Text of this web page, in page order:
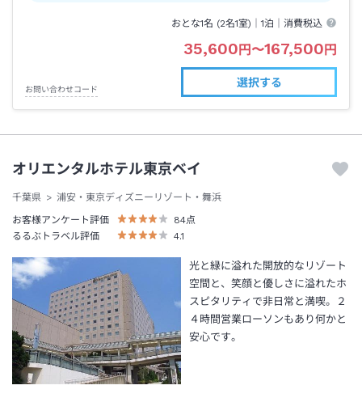
おとな1名 (2名1室)｜1泊 ｜消費税込
35,600 円 〜167,500 円
お問い合わせコード
選択する
オリエンタルホテル東京ベイ
千葉県
浦安・東京ディズニーリゾート・舞浜
お客様アンケート評価
84点
るるぶトラベル評価
4.1
光と緑に溢れた開放的なリゾート
空間と、笑顔と優しさに溢れたホ
スピタリティで非日常と満喫。２
４時間営業ローソンもあり何かと
安心です。